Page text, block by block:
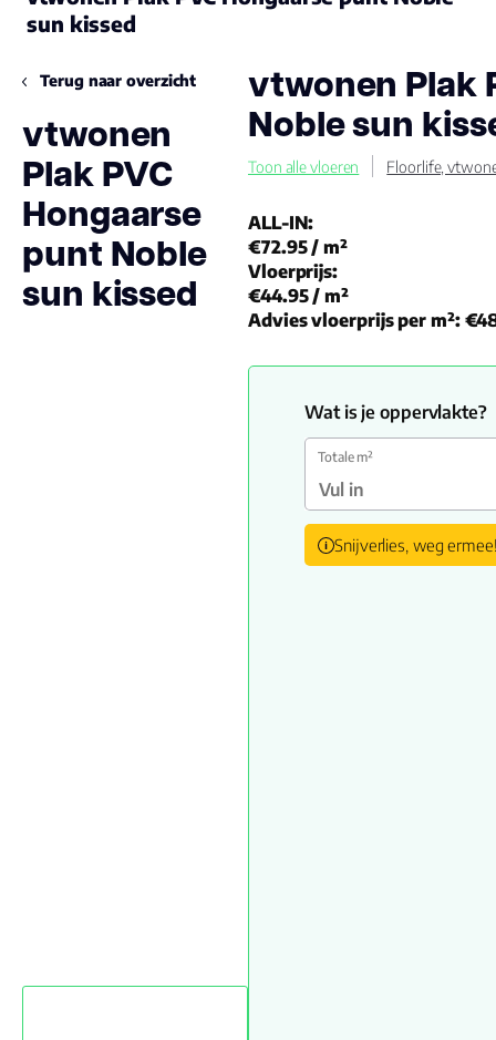
sun kissed
Terug naar overzicht
vtwonen
Plak PVC
Hongaarse
punt Noble
sun kissed
vtwonen Plak
Noble sun
Toon alle vloeren Floorlife,
ALL-IN:
€72.95/ m²
Vloerprijs:
€44.95/ m²
Advies vloerprijs per m²:
Wat is je oppervlakte?
Totale m²
Snijverlies, weg